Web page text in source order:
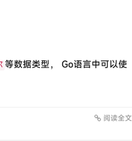
等数据类型， Go语言中可以使
阅读全文